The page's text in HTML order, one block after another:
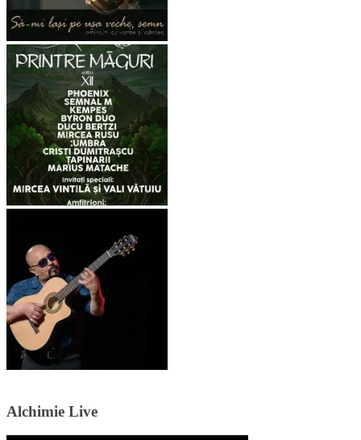
Alchimie Live